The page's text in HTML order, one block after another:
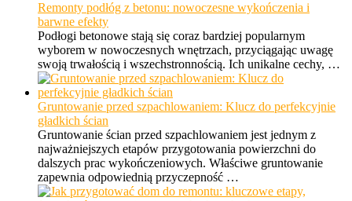
Remonty podłóg z betonu: nowoczesne wykończenia i
barwne efekty
Podłogi betonowe stają się coraz bardziej popularnym
wyborem w nowoczesnych wnętrzach, przyciągając uwagę
swoją trwałością i wszechstronnością. Ich unikalne cechy, …
Gruntowanie przed szpachlowaniem: Klucz do perfekcyjnie
gładkich ścian
Gruntowanie ścian przed szpachlowaniem jest jednym z
najważniejszych etapów przygotowania powierzchni do
dalszych prac wykończeniowych. Właściwe gruntowanie
zapewnia odpowiednią przyczepność …